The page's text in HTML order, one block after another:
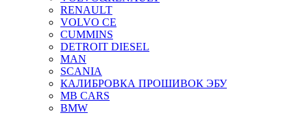
RENAULT
VOLVO CE
CUMMINS
DETROIT DIESEL
MAN
SCANIA
КАЛИБРОВКА ПРОШИВОК ЭБУ
MB CARS
BMW